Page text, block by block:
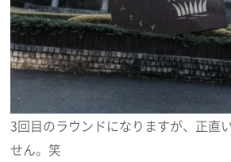
3回目のラウンドになりますが、正直
せん。笑